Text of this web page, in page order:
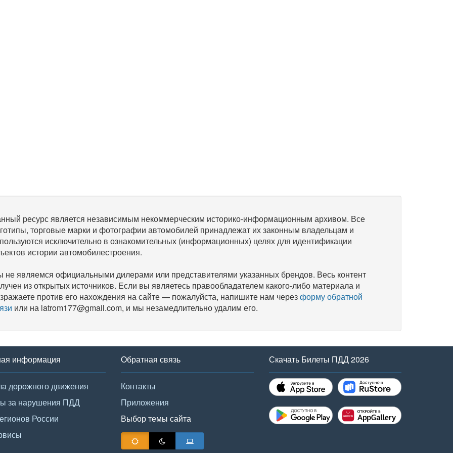
ресурс является независимым некоммерческим историко-информационным архивом. Все
торговые марки и фотографии автомобилей принадлежат их законным владельцам и
исключительно в ознакомительных (информационных) целях для идентификации
истории автомобилестроения.
являемся официальными дилерами или представителями указанных брендов. Весь контент
из открытых источников. Если вы являетесь правообладателем какого-либо материала и
против его нахождения на сайте — пожалуйста, напишите нам черезформу обратной
или на latrom177@gmail.com, и мы незамедлительно удалим его.
информация
дорожного движения
за нарушения ПДД
России
Обратная связь
Контакты
Приложения
Выбор темы сайта
Скачать Билеты ПДД 2026